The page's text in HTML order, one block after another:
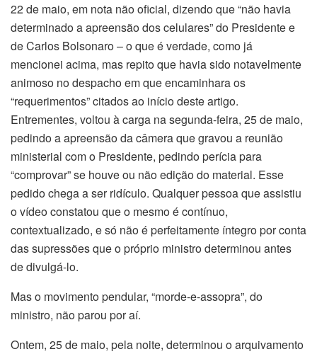
22 de maio, em nota não oficial, dizendo que “não havia
determinado a apreensão dos celulares” do Presidente e
de Carlos Bolsonaro – o que é verdade, como já
mencionei acima, mas repito que havia sido notavelmente
animoso no despacho em que encaminhara os
“requerimentos” citados ao início deste artigo.
Entrementes, voltou à carga na segunda-feira, 25 de maio,
pedindo a apreensão da câmera que gravou a reunião
ministerial com o Presidente, pedindo perícia para
“comprovar” se houve ou não edição do material. Esse
pedido chega a ser ridículo. Qualquer pessoa que assistiu
o vídeo constatou que o mesmo é contínuo,
contextualizado, e só não é perfeitamente íntegro por conta
das supressões que o próprio ministro determinou antes
de divulgá-lo.
Mas o movimento pendular, “morde-e-assopra”, do
ministro, não parou por aí.
Ontem, 25 de maio, pela noite, determinou o arquivamento